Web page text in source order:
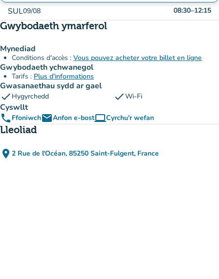
SUL09/08 08:30–12:15
Gwybodaeth ymarferol
Mynediad
Conditions d'accès : Vous pouvez acheter votre billet en ligne
Gwybodaeth ychwanegol
Tarifs : Plus d'informations
Gwasanaethau sydd ar gael
check Hygyrchedd checkWi-Fi
Cyswllt
phone FfoniwchemailAnfon e-bostcomputerCyrchu'r wefan
(tab newydd)
Lleoliad
place 2 Rue de l'Océan, 85250 Saint-Fulgent, France
(agor yn Google Maps)
(tab newydd)